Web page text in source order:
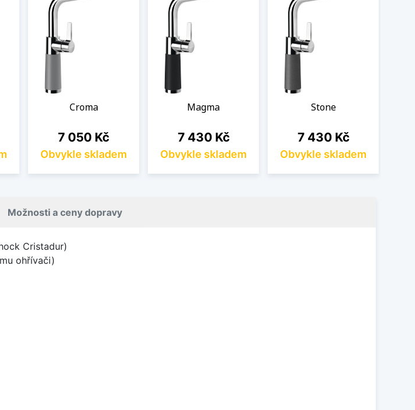
Croma
Cena
7 050 Kč
Obvykle skladem
Magma
Cena
7 430 Kč
Obvykle skladem
Stone
Cena
7 430 Kč
Obvykle skladem
Možnosti a ceny dopravy
Cristadur)
ohřívači)